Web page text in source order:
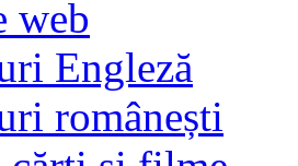
web
Engleză
românești